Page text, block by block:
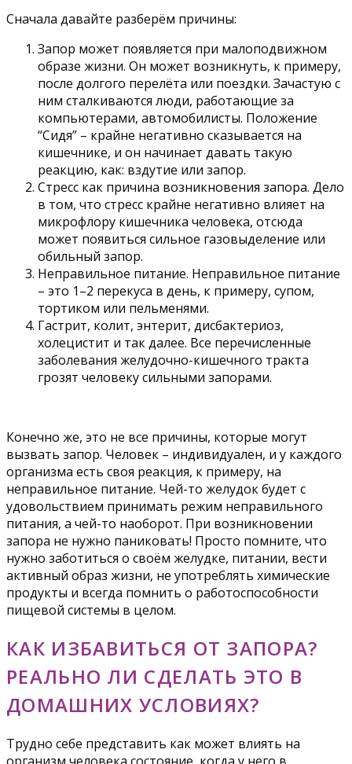
Сначала давайте разберём причины:
Запор может появляется при малоподвижном
образе жизни. Он может возникнуть, к примеру,
после долгого перелёта или поездки. Зачастую с
ним сталкиваются люди, работающие за
компьютерами, автомобилисты. Положение
“Сидя” – крайне негативно сказывается на
кишечнике, и он начинает давать такую
реакцию, как: вздутие или запор.
Стресс как причина возникновения запора. Дело
в том, что стресс крайне негативно влияет на
микрофлору кишечника человека, отсюда
может появиться сильное газовыделение или
обильный запор.
Неправильное питание. Неправильное питание
– это 1–2 перекуса в день, к примеру, супом,
тортиком или пельменями.
Гастрит, колит, энтерит, дисбактериоз,
холецистит и так далее. Все перечисленные
заболевания желудочно-кишечного тракта
грозят человеку сильными запорами.
Конечно же, это не все причины, которые могут
вызвать запор. Человек – индивидуален, и у каждого
организма есть своя реакция, к примеру, на
неправильное питание. Чей-то желудок будет с
удовольствием принимать режим неправильного
питания, а чей-то наоборот. При возникновении
запора не нужно паниковать! Просто помните, что
нужно заботиться о своём желудке, питании, вести
активный образ жизни, не употреблять химические
продукты и всегда помнить о работоспособности
пищевой системы в целом.
КАК ИЗБАВИТЬСЯ ОТ ЗАПОРА?
РЕАЛЬНО ЛИ СДЕЛАТЬ ЭТО В
ДОМАШНИХ УСЛОВИЯХ?
Трудно себе представить как может влиять на